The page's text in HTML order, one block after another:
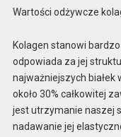
Wartości odżywcze
Kolagen stanowi
odpowiada za jej
najważniejszych białek
około 30% całkowitej
jest utrzymanie naszej
nadawanie jej